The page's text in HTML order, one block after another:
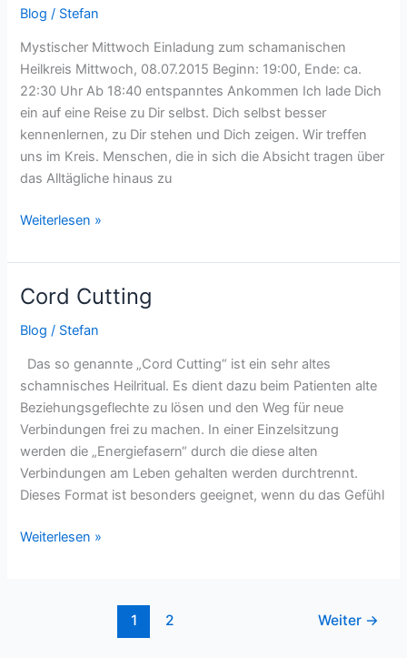
Blog / Stefan
Mystischer Mittwoch Einladung zum schamanischen
Heilkreis Mittwoch, 08.07.2015 Beginn: 19:00, Ende: ca.
22:30 Uhr Ab 18:40 entspanntes Ankommen Ich lade Dich
ein auf eine Reise zu Dir selbst. Dich selbst besser
kennenlernen, zu Dir stehen und Dich zeigen. Wir treffen
uns im Kreis. Menschen, die in sich die Absicht tragen über
das Alltägliche hinaus zu
Heilkreis
***
Weiterlesen »
Cord Cutting
Blog / Stefan
Das so genannte „Cord Cutting“ ist ein sehr altes
schamnisches Heilritual. Es dient dazu beim Patienten alte
Beziehungsgeflechte zu lösen und den Weg für neue
Verbindungen frei zu machen. In einer Einzelsitzung
werden die „Energiefasern“ durch die diese alten
Verbindungen am Leben gehalten werden durchtrennt.
Dieses Format ist besonders geeignet, wenn du das Gefühl
Cord
Weiterlesen »
1 2 Weiter →